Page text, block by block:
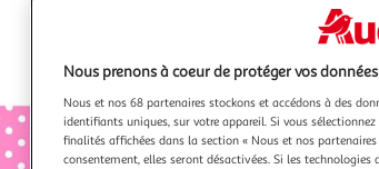
Nous prenons à coeur de protéger vos
Nous et nos 68 partenaires stockons et accédons à des
identifiants uniques, sur votre appareil. Si vous
finalités affichées dans la section « Nous et nos
consentement, elles seront désactivées. Si les